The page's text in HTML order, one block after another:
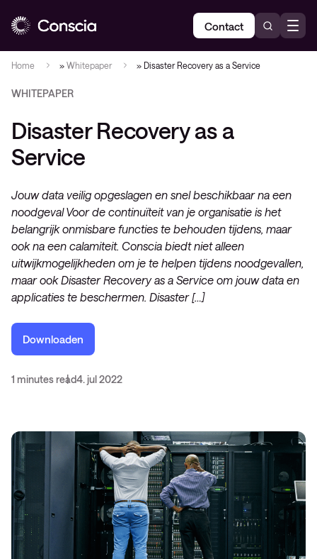
Contact
Home » Whitepaper » Disaster Recovery as a Service
WHITEPAPER
Disaster Recovery as a
Service
Jouw data veilig opgeslagen en snel beschikbaar na een
noodgeval Voor de continuïteit van je organisatie is het
belangrijk onmisbare functies te behouden tijdens, maar
ook na een calamiteit. Conscia biedt niet alleen
uitwijkmogelijkheden om je te helpen tijdens noodgevallen,
maar ook Disaster Recovery as a Service om jouw data en
applicaties te beschermen. Disaster […]
Downloaden
1 minutes read4. jul 2022